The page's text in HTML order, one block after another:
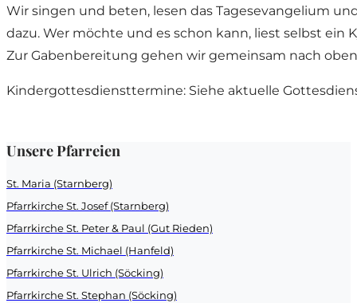
Wir singen und beten, lesen das Tagesevangelium
dazu. Wer möchte und es schon kann, liest selbst ein
Zur Gabenbereitung gehen wir gemeinsam nach
Kindergottesdiensttermine: Siehe aktuelle
Unsere Pfarreien
St. Maria (Starnberg)
Pfarrkirche St. Josef (Starnberg)
Pfarrkirche St. Peter & Paul (Gut Rieden)
Pfarrkirche St. Michael (Hanfeld)
Pfarrkirche St. Ulrich (Söcking)
Pfarrkirche St. Stephan (Söcking)